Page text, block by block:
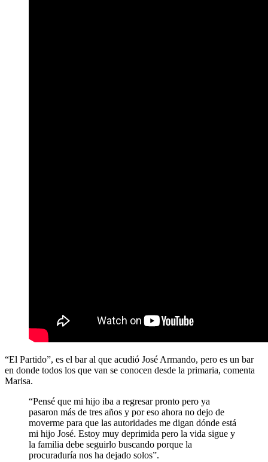
“El Partido”, es el bar al que acudió José Armando, pero es un bar
en donde todos los que van se conocen desde la primaria, comenta
Marisa.
“Pensé que mi hijo iba a regresar pronto pero ya
pasaron más de tres años y por eso ahora no dejo de
moverme para que las autoridades me digan dónde está
mi hijo José. Estoy muy deprimida pero la vida sigue y
la familia debe seguirlo buscando porque la
procuraduría nos ha dejado solos”.